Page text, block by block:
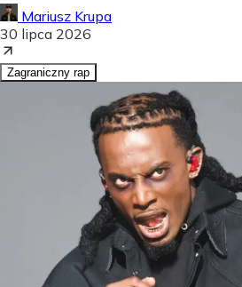
Mariusz Krupa
30 lipca 2026
Zagraniczny rap